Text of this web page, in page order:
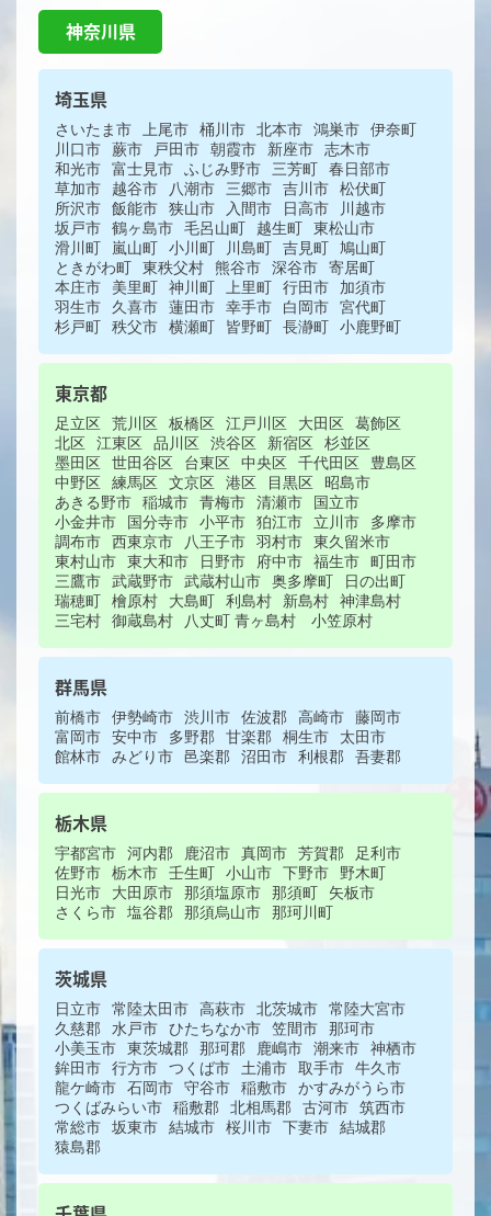
神奈川県
埼玉県
さいたま市 上尾市 桶川市 北本市 鴻巣市
伊奈町
川口市
蕨市 戸田市 朝霞市 新座市
志木市
和光市
富士見市 ふじみ野市 三芳町
春日部市
草加市
越谷市 八潮市 三郷市 吉川市
松伏町
所沢市
飯能市 狭山市 入間市 日高市
川越市
坂戸市
鶴ヶ島市 毛呂山町 越生町
東松山市
滑川町
嵐山町 小川町 川島町 吉見町
鳩山町
ときがわ町
東秩父村 熊谷市 深谷市
寄居町
本庄市
美里町 神川町 上里町 行田市
加須市
羽生市
久喜市 蓮田市 幸手市 白岡市
宮代町
杉戸町
秩父市 横瀬町 皆野町 長瀞町 小鹿野町
東京都
足立区 荒川区 板橋区 江戸川区 大田区
葛飾区
北区
江東区 品川区 渋谷区 新宿区
杉並区
墨田区
世田谷区 台東区 中央区 千代田区
豊島区
中野区
練馬区 文京区 港区 目黒区
昭島市
あきる野市
稲城市 青梅市 清瀬市
国立市
小金井市
国分寺市 小平市 狛江市 立川市
多摩市
調布市
西東京市 八王子市 羽村市
東久留米市
東村山市
東大和市 日野市 府中市 福生市
町田市
三鷹市
武蔵野市 武蔵村山市 奥多摩町
日の出町
瑞穂町
檜原村 大島町 利島村 新島村
神津島村
三宅村
御蔵島村 八丈町 青ヶ島村 小笠原村
群馬県
前橋市 伊勢崎市 渋川市 佐波郡 高崎市
藤岡市
富岡市
安中市 多野郡 甘楽郡 桐生市
太田市
館林市
みどり市 邑楽郡 沼田市 利根郡 吾妻郡
栃木県
宇都宮市 河内郡 鹿沼市 真岡市 芳賀郡
足利市
佐野市
栃木市 壬生町 小山市 下野市
野木町
日光市
大田原市 那須塩原市 那須町
矢板市
さくら市
塩谷郡 那須烏山市 那珂川町
茨城県
日立市 常陸太田市 高萩市 北茨城市
常陸大宮市
久慈郡
水戸市 ひたちなか市 笠間市
那珂市
小美玉市
東茨城郡 那珂郡 鹿嶋市 潮来市
神栖市
鉾田市
行方市 つくば市 土浦市 取手市
牛久市
龍ケ崎市
石岡市 守谷市 稲敷市
かすみがうら市
つくばみらい市
稲敷郡 北相馬郡 古河市
筑西市
常総市
坂東市 結城市 桜川市 下妻市
結城郡
猿島郡